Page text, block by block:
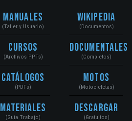
Manuales
(Taller y Usuario)
Cursos
(Archivos PPTs)
Catálogos
(PDFs)
Materiales
(Guía Trabajo)
Wikipedia
(Documentos)
Documentales
(Completos)
Motos
(Motocicletas)
Descargar
(Gratuitos)